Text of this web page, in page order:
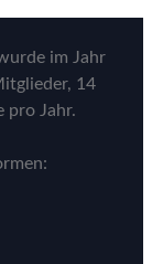
im Jahr
14
pro Jahr.